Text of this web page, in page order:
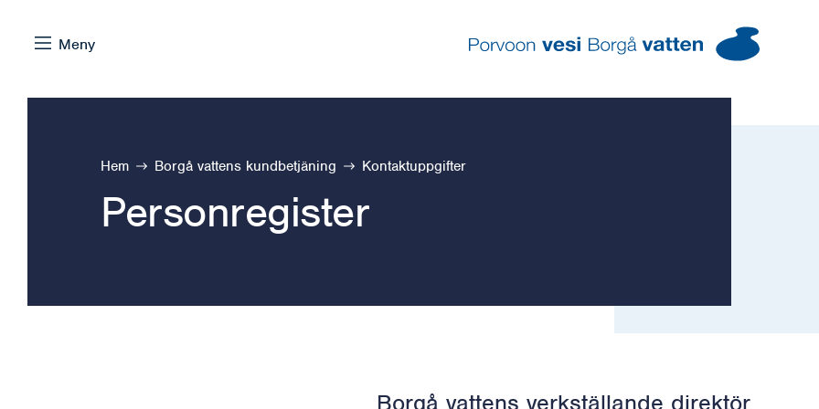
Meny
Bläddra:
Hem Borgå vattens kundbetjäning Kontaktuppgifter
Personregister
Borgå vattens verkställande direktör